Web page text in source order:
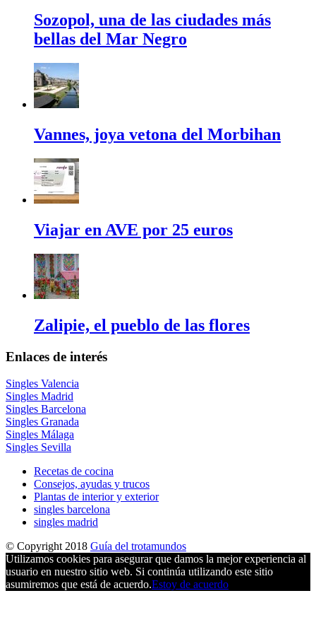
Sozopol, una de las ciudades más
bellas del Mar Negro
Vannes, joya vetona del Morbihan
Viajar en AVE por 25 euros
Zalipie, el pueblo de las flores
Enlaces de interés
Singles Valencia
Singles Madrid
Singles Barcelona
Singles Granada
Singles Málaga
Singles Sevilla
Recetas de cocina
Consejos, ayudas y trucos
Plantas de interior y exterior
singles barcelona
singles madrid
© Copyright 2018 Guía del trotamundos
Utilizamos cookies para asegurar que damos la mejor experiencia al
usuario en nuestro sitio web. Si continúa utilizando este sitio
asumiremos que está de acuerdo.Estoy de acuerdo